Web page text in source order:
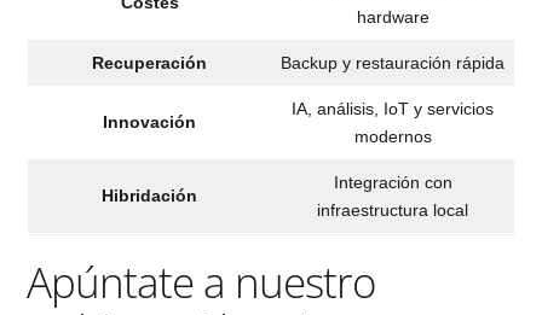
hardware
Recuperación Backup y restauración rápida
Innovación
IA, análisis, IoT y servicios
modernos
Hibridación
Integración con
infraestructura local
Apúntate a nuestro